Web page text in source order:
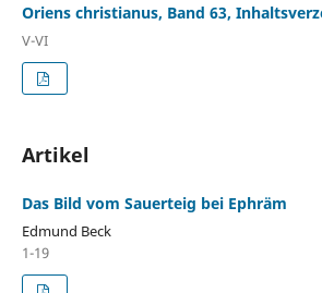
Oriens christianus, Band 63,
V-VI
Artikel
Das Bild vom Sauerteig bei Ephräm
Edmund Beck
1-19